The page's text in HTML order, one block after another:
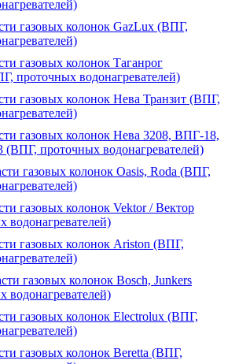
газовых колонок GazLux (ВПГ,
газовых колонок Таганрог
проточных водонагревателей)
газовых колонок Нева Транзит (ВПГ,
газовых колонок Нева 3208, ВПГ-18,
проточных водонагревателей)
газовых колонок Oasis, Roda (ВПГ,
газовых колонок Vektor / Вектор
газовых колонок Ariston (ВПГ,
газовых колонок Bosch, Junkers
газовых колонок Electrolux (ВПГ,
газовых колонок Beretta (ВПГ,